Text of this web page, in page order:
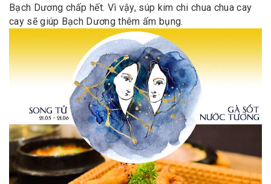
Bạch Dương chấp hết. Vì vậy, súp kim chi chua chua cay
cay sẽ giúp Bạch Dương thêm ấm bụng.